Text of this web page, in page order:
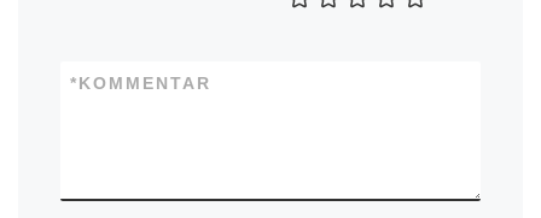
KOMMENTAR
*